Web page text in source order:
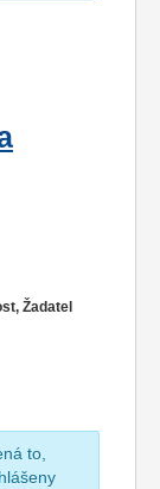
Žadatel
to,